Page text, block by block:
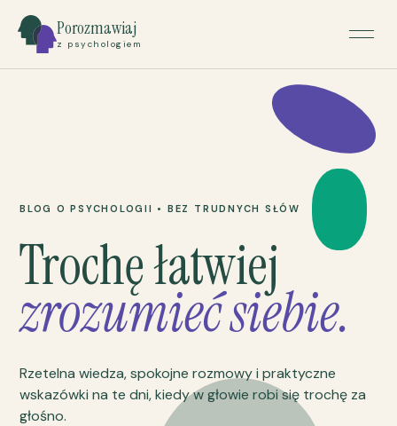
Porozmawiaj
z psychologiem
BLOG O PSYCHOLOGII • BEZ TRUDNYCH SŁÓW
Trochę łatwiej
zrozumieć siebie.
Rzetelna wiedza, spokojne rozmowy i praktyczne
wskazówki na te dni, kiedy w głowie robi się trochę za
głośno.